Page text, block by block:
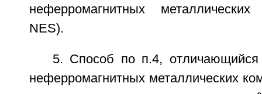
неферромагнитных
NES).
5. Способ по п.4, отличающийся
неферромагнитных металлических